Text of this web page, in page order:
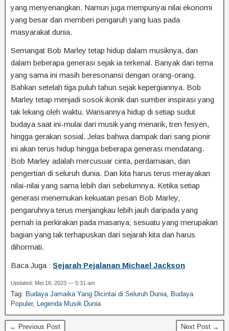
yang menyenangkan. Namun juga mempunyai nilai ekonomi
yang besar dan memberi pengaruh yang luas pada
masyarakat dunia.
Semangat Bob Marley tetap hidup dalam musiknya, dan
dalam beberapa generasi sejak ia terkenal. Banyak dari tema
yang sama ini masih beresonansi dengan orang-orang.
Bahkan setelah tiga puluh tahun sejak kepergiannya. Bob
Marley tetap menjadi sosok ikonik dan sumber inspirasi yang
tak lekang oleh waktu. Warisannya hidup di setiap sudut
budaya saat ini-mulai dari musik yang menarik, tren fesyen,
hingga gerakan sosial. Jelas bahwa dampak dari sang pionir
ini akan terus hidup hingga beberapa generasi mendatang.
Bob Marley adalah mercusuar cinta, perdamaian, dan
pengertian di seluruh dunia. Dan kita harus terus merayakan
nilai-nilai yang sama lebih dari sebelumnya. Ketika setiap
generasi menemukan kekuatan pesan Bob Marley,
pengaruhnya terus menjangkau lebih jauh daripada yang
pernah ia perkirakan pada masanya; sesuatu yang merupakan
bagian yang tak terhapuskan dari sejarah kita dan harus
dihormati.
Baca Juga : Sejarah Pejalanan Michael Jackson
Updated: Mei 16, 2023 — 5:31 am
Tag: Budaya Jamaika Yang Dicintai di Seluruh Dunia, Budaya
Populer, Legenda Musik Dunia
← Previous Post Next Post →